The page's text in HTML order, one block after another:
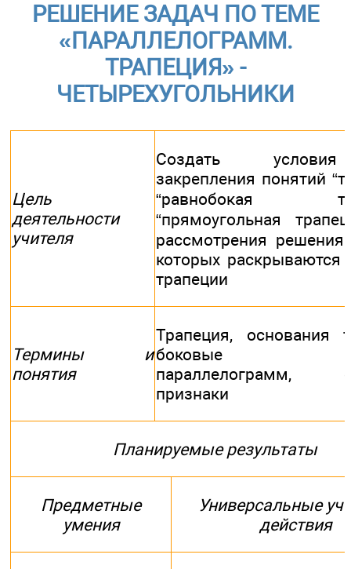
РЕШЕНИЕ ЗАДАЧ ПО ТЕМЕ
«ПАРАЛЛЕЛОГРАММ.
ТРАПЕЦИЯ» -
ЧЕТЫРЕХУГОЛЬНИКИ
Цель
деятельности
учителя
Создать
закрепления понятий
“равнобокая
“прямоугольная
рассмотрения решения
которых раскрываются
трапеции
Термины и
понятия
Трапеция, основания
боковые
параллелограмм,
признаки
Планируемые результаты
Предметные
умения
Универсальные
действия